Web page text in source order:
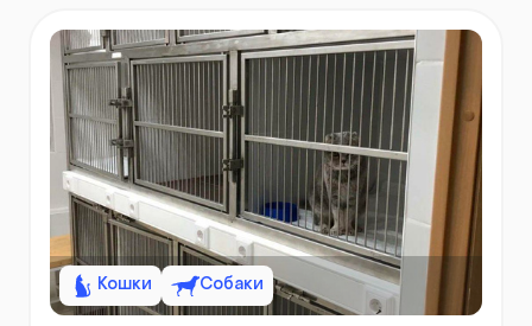
Кошки Собаки